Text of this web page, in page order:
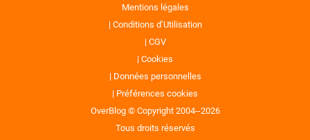
Mentions légales
Conditions d’Utilisation
CGV
Cookies
Données personnelles
Préférences cookies
OverBlog © Copyright 2004--2026
Tous droits réservés